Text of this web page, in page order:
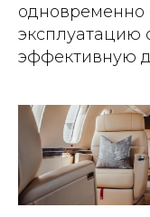
одновременно
эксплуатацию
эффективную